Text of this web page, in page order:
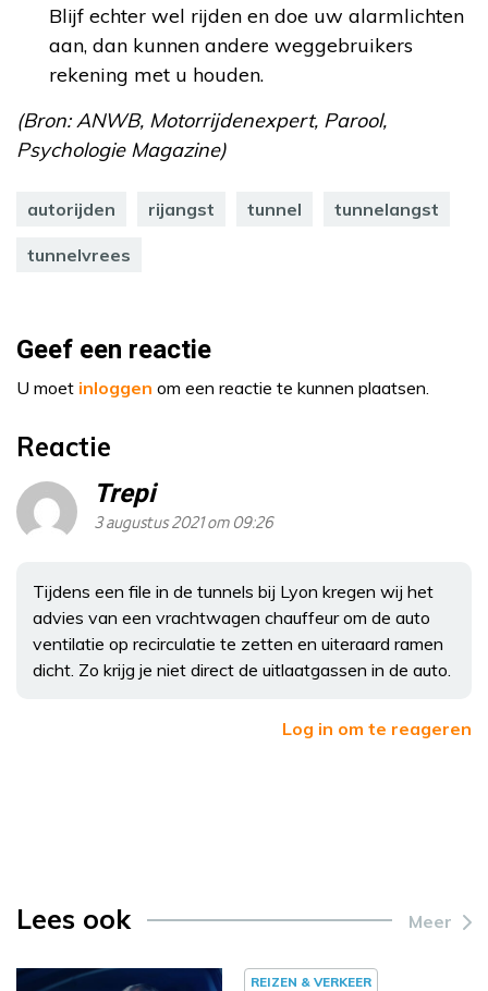
Blijf echter wel rijden en doe uw alarmlichten
aan, dan kunnen andere weggebruikers
rekening met u houden.
(Bron: ANWB, Motorrijdenexpert, Parool,
Psychologie Magazine)
autorijden rijangst tunnel tunnelangst
tunnelvrees
Geef een reactie
U moet inloggen om een reactie te kunnen plaatsen.
Reactie
Trepi
3 augustus 2021 om 09:26
Tijdens een file in de tunnels bij Lyon kregen wij het
advies van een vrachtwagen chauffeur om de auto
ventilatie op recirculatie te zetten en uiteraard ramen
dicht. Zo krijg je niet direct de uitlaatgassen in de auto.
Log in om te reageren
Lees ook Meer
REIZEN & VERKEER